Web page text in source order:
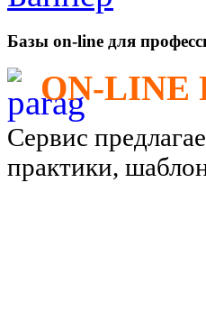
Базы on-line для
ON-LINE
Сервис
практики,